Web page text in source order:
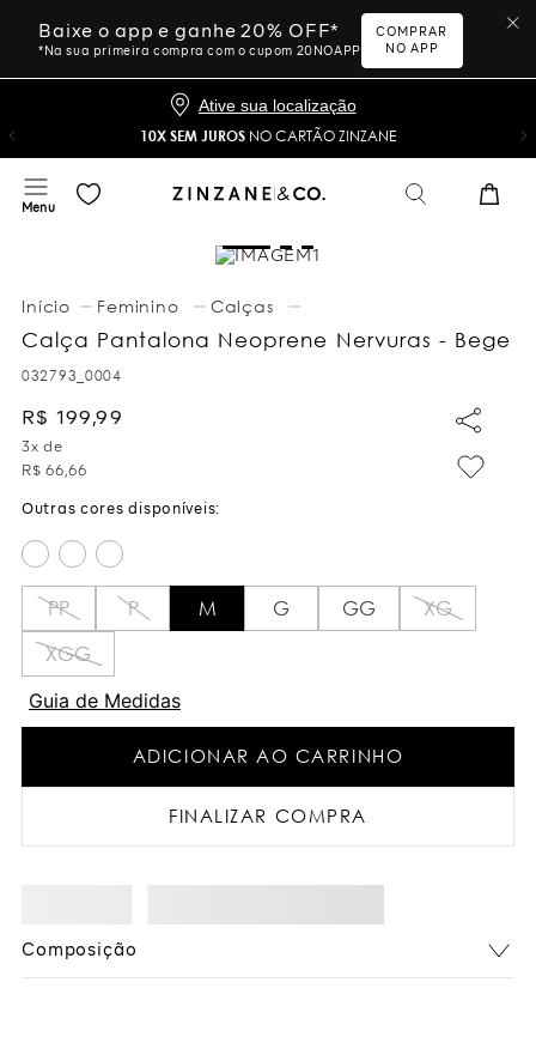
Baixe o app e ganhe 20% OFF*
*Na sua primeira compra com o cupom 20NOAPP
COMPRAR
NO APP
Ative sua localização
10X SEM JUROS NO CARTÃO ZINZANE
Feminino Calças
Calça Pantalona Neoprene Nervuras - Bege
032793_0004
R$ 199,99
3x de
R$ 66,66
PP P M G GG
XG
XGG
Guia de Medidas
ADICIONAR AO CARRINHO
FINALIZAR COMPRA
Composição